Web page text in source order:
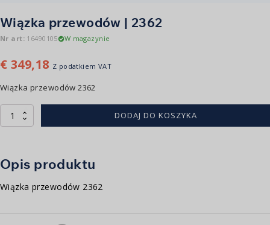
Wiązka przewodów | 2362
Nr art: 16490105 W magazynie
€ 349,18 Z podatkiem VAT
Wiązka przewodów 2362
ilość
Kabelboom
DODAJ DO KOSZYKA
Opis produktu
Wiązka przewodów 2362